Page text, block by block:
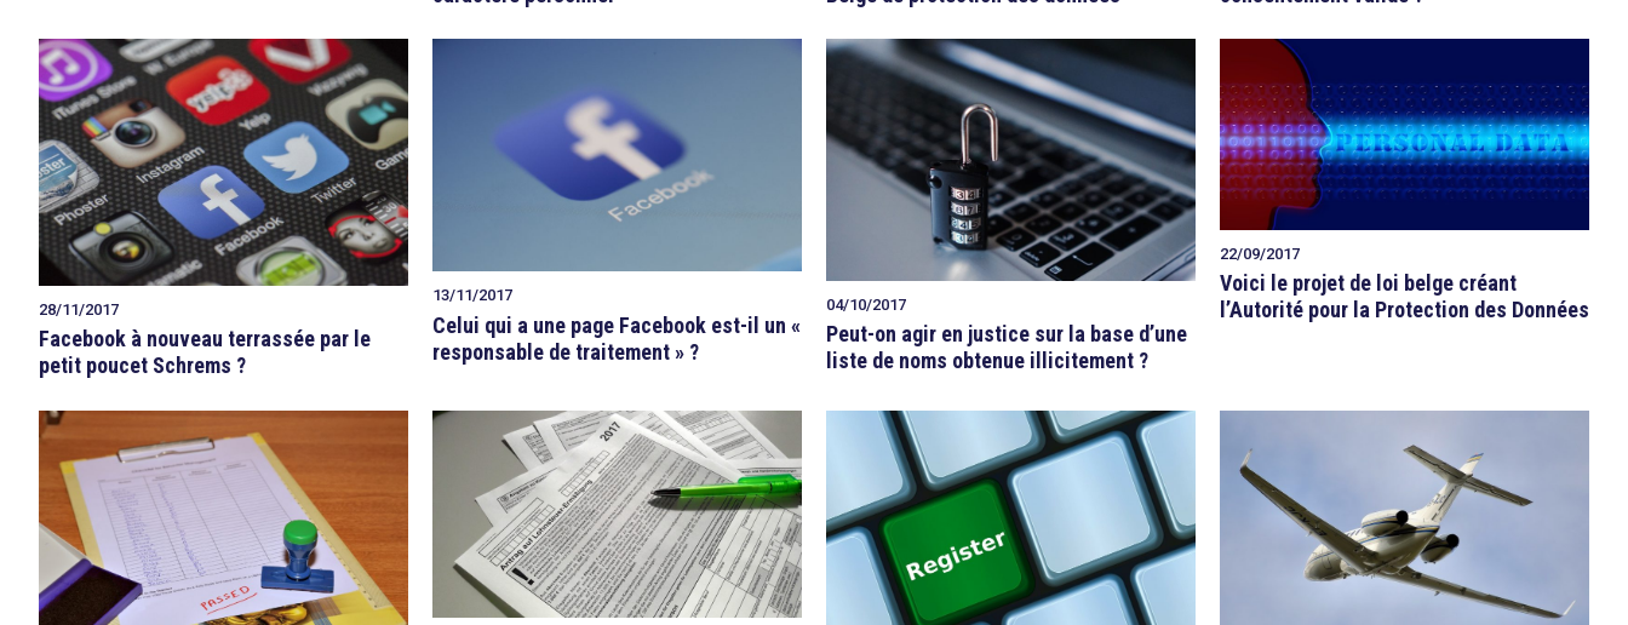
28/11/2017
Facebook à nouveau terrassée par le
petit poucet Schrems ?
13/11/2017
Celui qui a une page Facebook est-il un «
responsable de traitement » ?
04/10/2017
Peut-on agir en justice sur la base d’une
liste de noms obtenue illicitement ?
22/09/2017
Voici le projet de loi belge créant
l’Autorité pour la Protection des Données